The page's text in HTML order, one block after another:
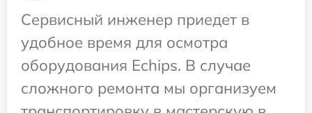
Сервисный инженер приедет в
удобное время для осмотра
оборудования Echips. В случае
сложного ремонта мы организуем